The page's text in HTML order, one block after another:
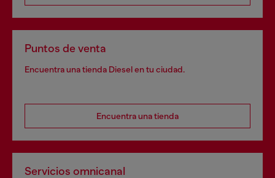
Puntos de venta
Encuentra una tienda Diesel en tu ciudad.
Encuentra una tienda
Servicios omnicanal